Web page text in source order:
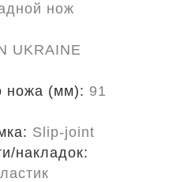
нож
UKRAINE
ножа (мм): 91
Slip-joint
накладок: